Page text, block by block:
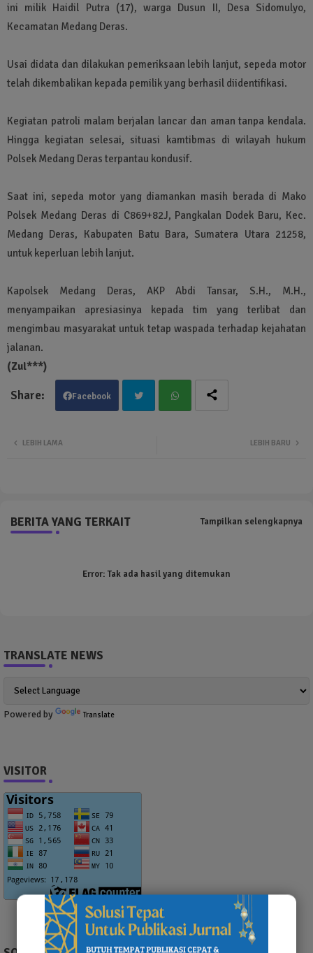
ini milik Haidil Putra (17), warga Dusun II, Desa Sidomulyo,
Kecamatan Medang Deras.
Usai didata dan dilakukan pemeriksaan lebih lanjut, sepeda motor
telah dikembalikan kepada pemilik yang berhasil diidentifikasi.
Kegiatan patroli malam berjalan lancar dan aman tanpa kendala.
Hingga kegiatan selesai, situasi kamtibmas di wilayah hukum
Polsek Medang Deras terpantau kondusif.
Saat ini, sepeda motor yang diamankan masih berada di Mako
Polsek Medang Deras di C869+82J, Pangkalan Dodek Baru, Kec.
Medang Deras, Kabupaten Batu Bara, Sumatera Utara 21258,
untuk keperluan lebih lanjut.
Kapolsek Medang Deras, AKP Abdi Tansar, S.H., M.H.,
menyampaikan apresiasinya kepada tim yang terlibat dan
mengimbau masyarakat untuk tetap waspada terhadap kejahatan
jalanan.
(Zul***)
Facebook
LEBIH BARU
LEBIH LAMA
BERITA YANG TERKAIT Tampilkan selengkapnya
Error:Tak ada hasil yang ditemukan
TRANSLATE NEWS
Powered by Translate
VISITOR